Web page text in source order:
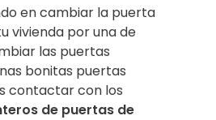
en cambiar la puerta
vivienda por una de
las puertas
bonitas puertas
contactar con los
de puertas de